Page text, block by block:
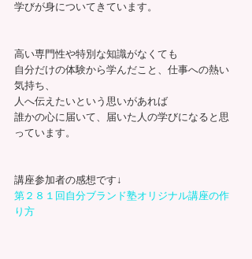
学びが身についてきています。
高い専門性や特別な知識がなくても
自分だけの体験から学んだこと、仕事への熱い
気持ち、
人へ伝えたいという思いがあれば
誰かの心に届いて、届いた人の学びになると思
っています。
講座参加者の感想です↓
第２８１回自分ブランド塾オリジナル講座の作
り方